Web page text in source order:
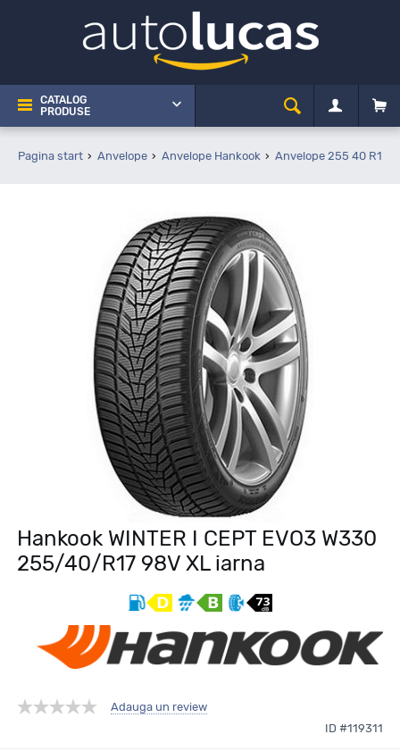
CATALOG
PRODUSE
Pagina start Anvelope Anvelope Hankook Anvelope 255 40 R17
Hankook WINTER I CEPT EVO3 W330
255/40/R17 98V XL iarna
Adauga un review
ID #119311